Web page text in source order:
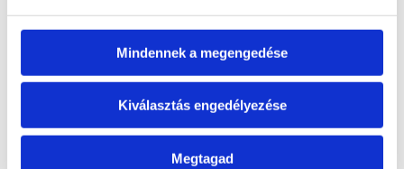
Mindennek a megengedése
Kiválasztás engedélyezése
Megtagad
A modell áráról a
A modell áráról a
letölthető aktuális